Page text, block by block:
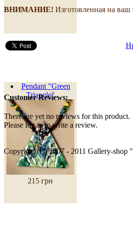
Pendant "Green
Triangle"
215 грн
ВНИМАНИЕ! Изготовленная на ваш
Customer Reviews:
There are yet no reviews for this product.
Please log in to write a review.
Copyright (C) 2007 - 2011 Gallery-shop